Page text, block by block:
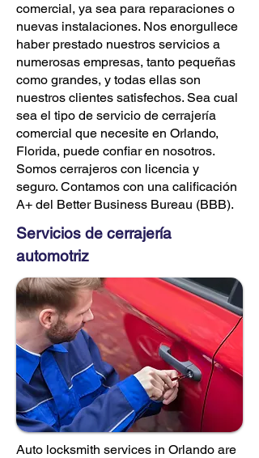
comercial, ya sea para reparaciones o
nuevas instalaciones. Nos enorgullece
haber prestado nuestros servicios a
numerosas empresas, tanto pequeñas
como grandes, y todas ellas son
nuestros clientes satisfechos. Sea cual
sea el tipo de servicio de cerrajería
comercial que necesite en Orlando,
Florida, puede confiar en nosotros.
Somos cerrajeros con licencia y
seguro. Contamos con una calificación
A+ del Better Business Bureau (BBB).
Servicios de cerrajería
automotriz
Auto locksmith services in Orlando are